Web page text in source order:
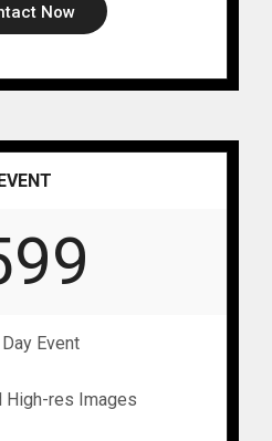
Now
EVENT
Day Event
High-res Images